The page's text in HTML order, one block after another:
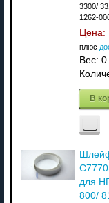
3300/
1262-
Цена:
плюс
Вес:
В
для
800/